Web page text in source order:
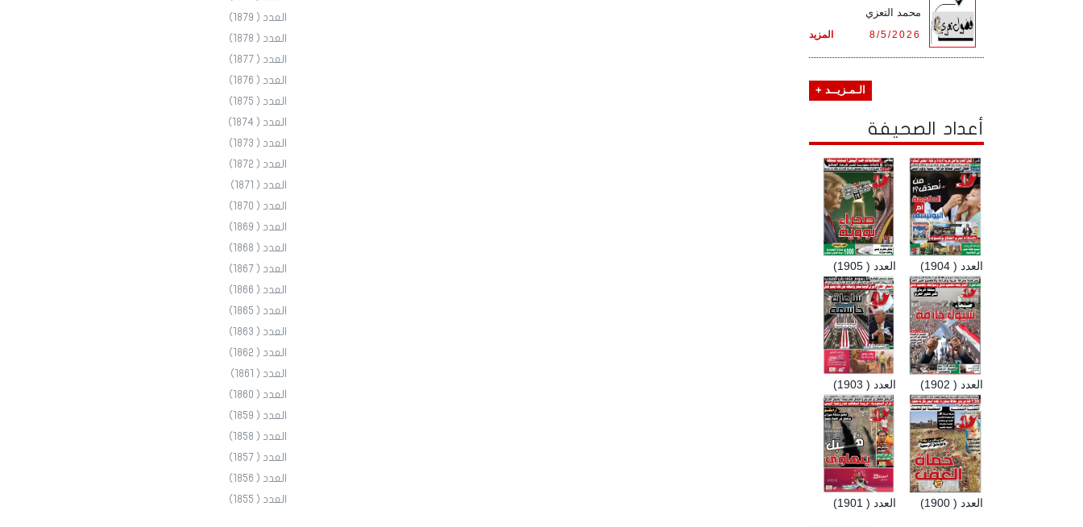
العدد ( 1879)
العدد ( 1878)
العدد ( 1877)
العدد ( 1876)
العدد ( 1875)
العدد ( 1874)
العدد ( 1873)
العدد ( 1872)
العدد ( 1871)
العدد ( 1870)
العدد ( 1869)
العدد ( 1868)
العدد ( 1867)
العدد ( 1866)
العدد ( 1865)
العدد ( 1863)
العدد ( 1862)
العدد ( 1861)
العدد ( 1860)
العدد ( 1859)
العدد ( 1858)
العدد ( 1857)
العدد ( 1856)
العدد ( 1855)
محمد التعزي
المزيد 8/5/2026
الـمـزيــد +
أعداد الصحيفة
العدد ( 1905) العدد ( 1904)
العدد ( 1903) العدد ( 1902)
العدد ( 1901) العدد ( 1900)